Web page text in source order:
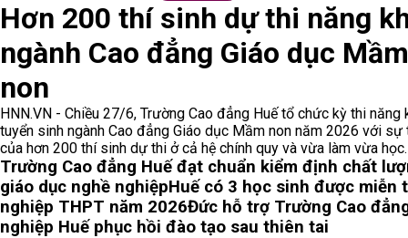
Hơn 200 thí sinh dự thi năng
ngành Cao đẳng Giáo dục Mầm
non
HNN.VN - Chiều 27/6, Trường Cao đẳng Huế tổ chức kỳ thi năng
tuyển sinh ngành Cao đẳng Giáo dục Mầm non năm 2026 với sự
của hơn 200 thí sinh dự thi ở cả hệ chính quy và vừa làm vừa học.
Trường Cao đẳng Huế đạt chuẩn kiểm định chất
giáo dục nghề nghiệpHuế có 3 học sinh được miễn
nghiệp THPT năm 2026Đức hỗ trợ Trường Cao
nghiệp Huế phục hồi đào tạo sau thiên tai